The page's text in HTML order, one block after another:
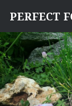
content
PERFECT